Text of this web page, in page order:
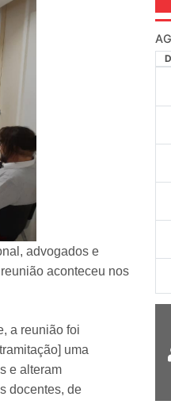
advogados e
aconteceu nos
a reunião foi
uma
e alteram
docentes, de